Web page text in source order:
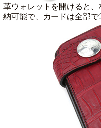
革ウォレットを開けると
納可能で、カードは全部で